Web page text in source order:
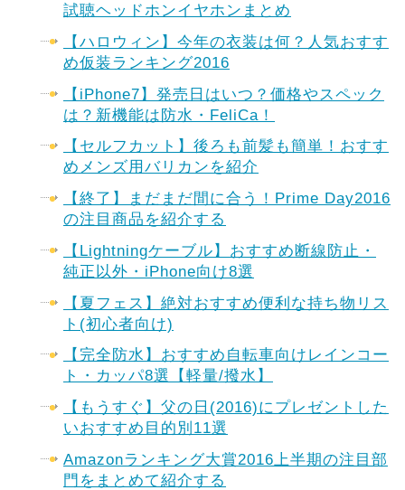
試聴ヘッドホンイヤホンまとめ
【ハロウィン】今年の衣装は何？人気おすす
め仮装ランキング2016
【iPhone7】発売日はいつ？価格やスペック
は？新機能は防水・FeliCa！
【セルフカット】後ろも前髪も簡単！おすす
めメンズ用バリカンを紹介
【終了】まだまだ間に合う！Prime Day2016
の注目商品を紹介する
【Lightningケーブル】おすすめ断線防止・
純正以外・iPhone向け8選
【夏フェス】絶対おすすめ便利な持ち物リス
ト(初心者向け)
【完全防水】おすすめ自転車向けレインコー
ト・カッパ8選【軽量/撥水】
【もうすぐ】父の日(2016)にプレゼントした
いおすすめ目的別11選
Amazonランキング大賞2016上半期の注目部
門をまとめて紹介する